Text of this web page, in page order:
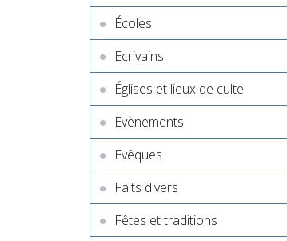
Écoles
Ecrivains
Églises et lieux de culte
Evènements
Evêques
Faits divers
Fêtes et traditions